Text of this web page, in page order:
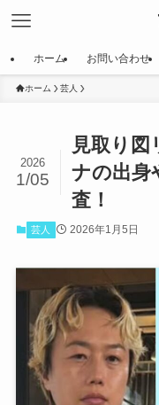
ホーム お問い合わせ
ホーム 芸人
見取り図
ナの出身
査！
2026
1/05
芸人 2026年1月5日